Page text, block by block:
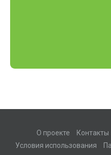
О проекте Контакты
Условия использования